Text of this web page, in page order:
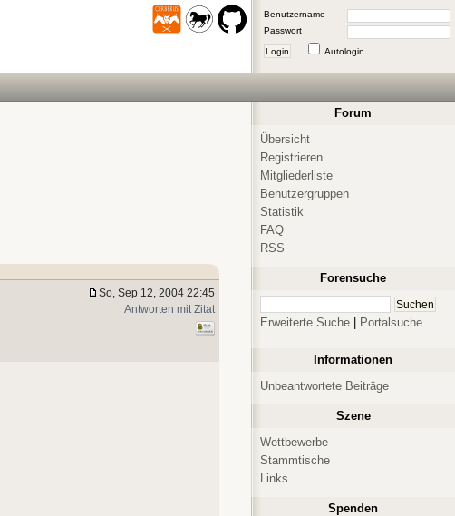
Benutzername
Passwort
Login Autologin
So, Sep 12, 2004 22:45
Antworten mit Zitat
Forum
Übersicht
Registrieren
Mitgliederliste
Benutzergruppen
Statistik
FAQ
RSS
Forensuche
Erweiterte Suche Portalsuche
Informationen
Unbeantwortete Beiträge
Szene
Wettbewerbe
Stammtische
Links
Spenden